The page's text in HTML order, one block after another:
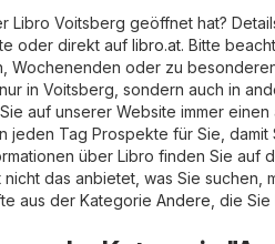
Libro Voitsberg geöffnet hat?
oder direkt auf libro.at. Bitte
Wochenenden oder zu
in Voitsberg, sondern auch in
auf unserer Website immer
jeden Tag Prospekte für Sie,
über Libro finden Sie auf
das anbietet, was Sie suchen,
aus der Kategorie Andere , die